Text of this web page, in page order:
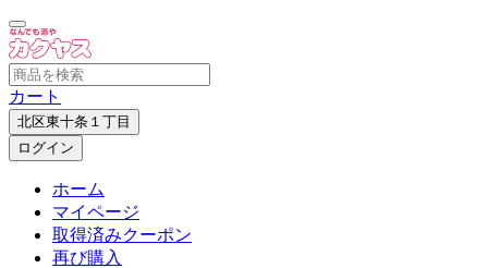
カート
北区東十条１丁目
ログイン
ホーム
マイページ
取得済みクーポン
再び購入